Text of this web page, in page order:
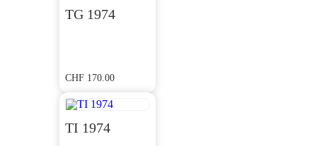
TG 1974
CHF 170.00
TI 1974